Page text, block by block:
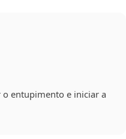
o entupimento e iniciar a